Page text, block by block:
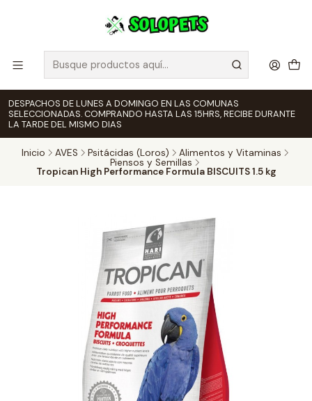
DESPACHOS DE LUNES A DOMINGO EN LAS COMUNAS
SELECCIONADAS. COMPRANDO HASTA LAS 15HRS, RECIBE DURANTE
LA TARDE DEL MISMO DIAS
Inicio AVES Psitácidas (Loros)
Alimentos y Vitaminas
Piensos y Semillas
Tropican High Performance Formula BISCUITS 1.5 kg